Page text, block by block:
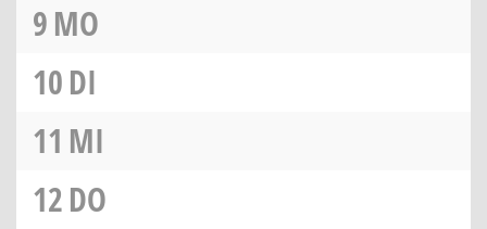
9MO
10DI
11 MI
12DO